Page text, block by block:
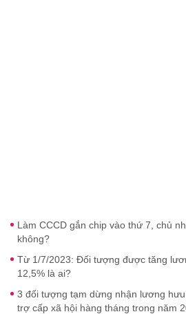
Làm CCCD gắn chip vào thứ 7, chủ
không?
Từ 1/7/2023: Đối tượng được tăng
12,5% là ai?
3 đối tượng tạm dừng nhận lương
trợ cấp xã hội hàng tháng trong năm